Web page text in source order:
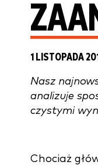
1 LISTOPADA
Nasz
analizuje
czystymi
Chociaż